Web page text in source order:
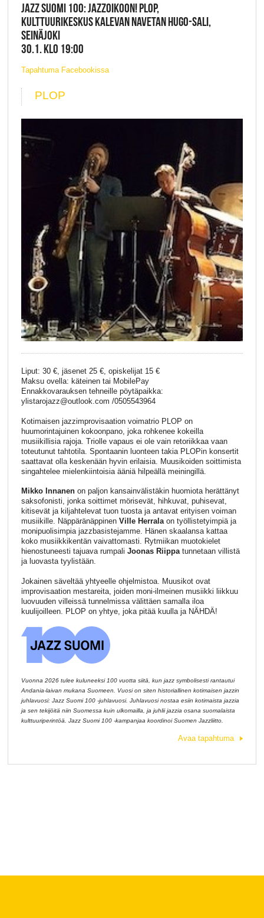
JAZZ SUOMI 100: JAZZOIKOON! PLOP,
KULTTUURIKESKUS KALEVAN NAVETAN HUGO-SALI,
SEINÄJOKI
30.1. KLO 19:00
Tapahtuma Facebookissa
PLOP
Liput: 30 €, jäsenet 25 €, opiskelijat 15 €
Maksu ovella: käteinen tai MobilePay
Ennakkovarauksen tehneille pöytäpaikka:
ylistarojazz@outlook.com /0505543964
Kotimaisen jazzimprovisaation voimatrio PLOP on
huumorintajuinen kokoonpano, joka rohkenee kokeilla
musiikillisia rajoja. Triolle vapaus ei ole vain retoriikkaa vaan
toteutunut tahtotila. Spontaanin luonteen takia PLOPin konsertit
saattavat olla keskenään hyvin erilaisia. Muusikoiden soittimista
singahtelee mielenkiintoisia ääniä hilpeällä meiningillä.
Mikko Innanenon paljon kansainvälistäkin huomiota herättänyt
saksofonisti, jonka soittimet mörisevät, hihkuvat, puhisevat,
kitisevät ja kiljahtelevat tuon tuosta ja antavat erityisen voiman
musiikille. Näppäränäppinen Ville Herralaon työllistetyimpiä ja
monipuolisimpia jazzbasistejamme. Hänen skaalansa kattaa
koko musiikkikentän vaivattomasti. Rytmiikan muotokielet
hienostuneesti tajuava rumpali Joonas Riippatunnetaan villistä
ja luovasta tyylistään.
Jokainen säveltää yhtyeelle ohjelmistoa. Muusikot ovat
improvisaation mestareita, joiden moni-ilmeinen musiikki liikkuu
luovuuden villeissä tunnelmissa välittäen samalla iloa
kuulijoilleen. PLOP on yhtye, joka pitää kuulla ja NÄHDÄ!
Vuonna 2026 tulee kuluneeksi 100 vuotta siitä, kun jazz symbolisesti rantautui
Andania-laivan mukana Suomeen. Vuosi on siten historiallinen kotimaisen jazzin
juhlavuosi: Jazz Suomi 100 -juhlavuosi. Juhlavuosi nostaa esiin kotimaista jazzia
ja sen tekijöitä niin Suomessa kuin ulkomailla, ja juhlii jazzia osana suomalaista
kulttuuriperintöä. Jazz Suomi 100 -kampanjaa koordinoi Suomen Jazzliitto.
Avaa tapahtuma